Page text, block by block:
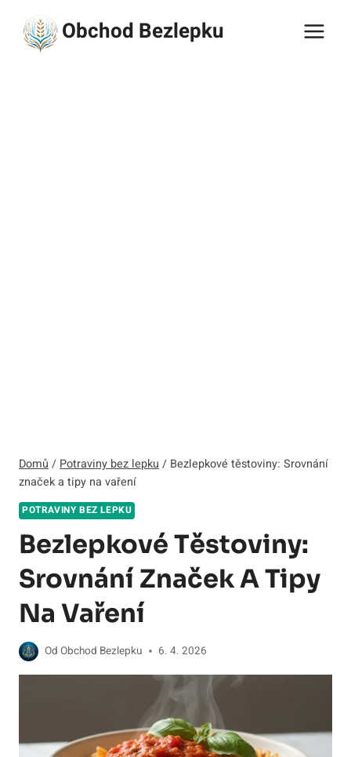
obsah
Obchod Bezlepku
Domů / Potraviny bez lepku / Bezlepkové těstoviny: Srovnání
značek a tipy na vaření
POTRAVINY BEZ LEPKU
Bezlepkové Těstoviny:
Srovnání Značek A Tipy
Na Vaření
Od Obchod Bezlepku 6. 4. 2026